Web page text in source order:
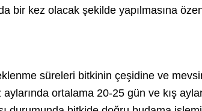
bir kez olacak şekilde yapılmasına
süreleri bitkinin çeşidine ve
ortalama 20-25 gün ve kış